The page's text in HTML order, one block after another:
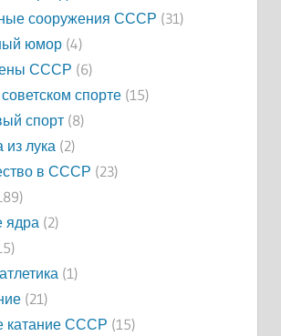
сооружения СССР (31)
юмор(4)
СССР (6)
спорте(15)
спорт(8)
из лука (2)
в СССР (23)
ядра (2)
(1)
(21)
катание СССР (15)